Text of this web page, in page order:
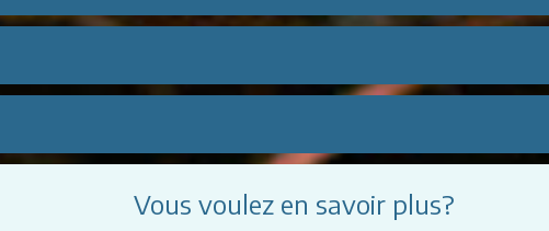
Vous voulez en savoir plus?